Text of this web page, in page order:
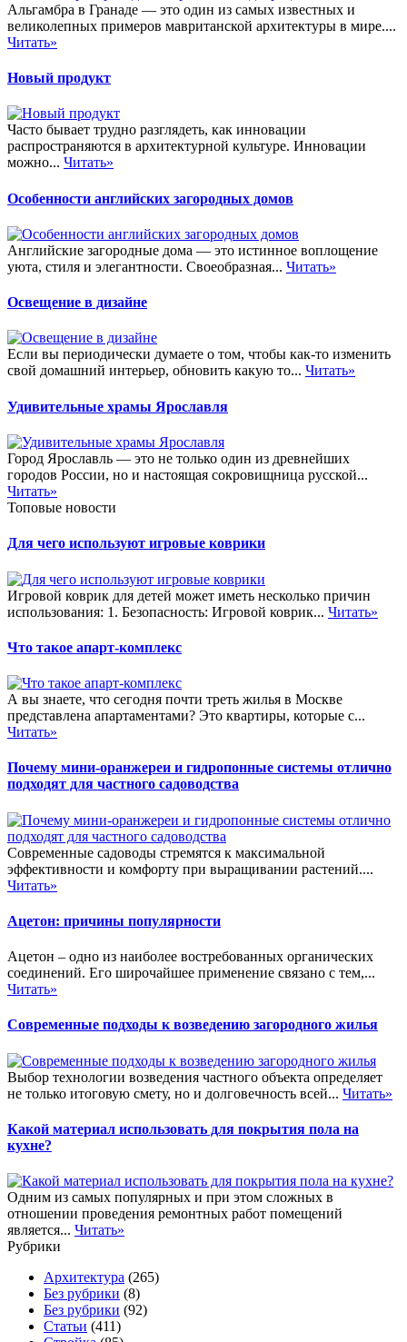
Альгамбра в Гранаде — это один из самых известных и
великолепных примеров мавританской архитектуры в мире....
Читать»
Новый продукт
Часто бывает трудно разглядеть, как инновации
распространяются в архитектурной культуре. Инновации
можно... Читать»
Особенности английских загородных домов
Английские загородные дома — это истинное воплощение
уюта, стиля и элегантности. Своеобразная... Читать»
Освещение в дизайне
Если вы периодически думаете о том, чтобы как-то изменить
свой домашний интерьер, обновить какую то... Читать»
Удивительные храмы Ярославля
Город Ярославль — это не только один из древнейших
городов России, но и настоящая сокровищница русской...
Читать»
Топовые новости
Для чего используют игровые коврики
Игровой коврик для детей может иметь несколько причин
использования: 1. Безопасность: Игровой коврик... Читать»
Что такое апарт-комплекс
А вы знаете, что сегодня почти треть жилья в Москве
представлена апартаментами? Это квартиры, которые с...
Читать»
Почему мини-оранжереи и гидропонные системы отлично
подходят для частного садоводства
Современные садоводы стремятся к максимальной
эффективности и комфорту при выращивании растений....
Читать»
Ацетон: причины популярности
Ацетон – одно из наиболее востребованных органических
соединений. Его широчайшее применение связано с тем,...
Читать»
Современные подходы к возведению загородного жилья
Выбор технологии возведения частного объекта определяет
не только итоговую смету, но и долговечность всей... Читать»
Какой материал использовать для покрытия пола на
кухне?
Одним из самых популярных и при этом сложных в
отношении проведения ремонтных работ помещений
является... Читать»
Рубрики
Архитектура (265)
Без рубрики (8)
Без рубрики (92)
Статьи (411)